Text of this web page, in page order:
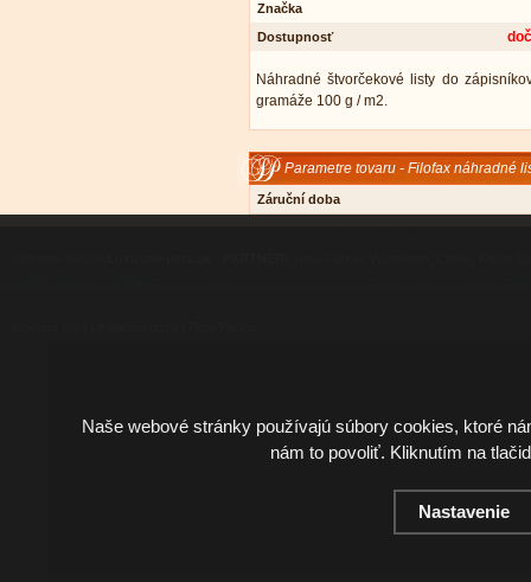
Značka
Dostupnosť
Náhradné štvorčekové listy do
gramáže 100 g / m2.
Parametre tovaru - Filofax náhradné
Záruční doba
Naše webové stránky používajú súbory cookies, ktoré
nám to povoliť. Kliknutím na
Nastavenie